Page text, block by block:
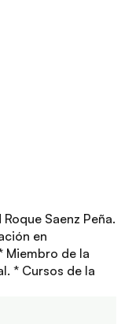
Saenz Peña.
en
Miembro de la
* Cursos de la